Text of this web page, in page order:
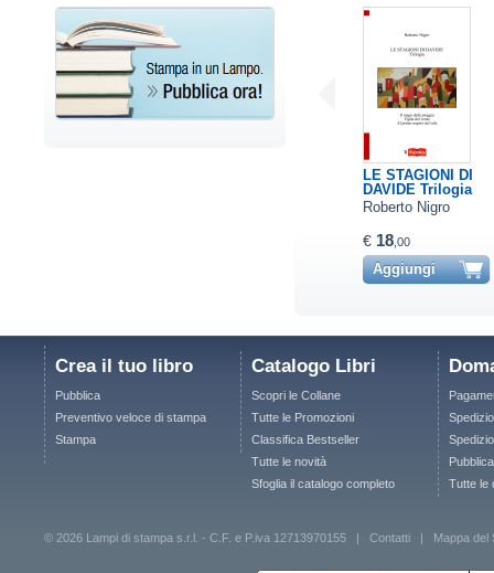
LE STAGIONI DI
DAVIDE Trilogia
Roberto Nigro
€ 18,00
Aggiungi
Crea il tuo libro
Pubblica
Preventivo veloce di stampa
Stampa
Catalogo Libri
Scopri le Collane
Tutte le Promozioni
Classifica Bestseller
Tutte le novità
Sfoglia il catalogo completo
Tutte le
© 2026 Lampi di stampa s.r.l. - C.F. e P.iva 12713970155 | Contatti Mappa del